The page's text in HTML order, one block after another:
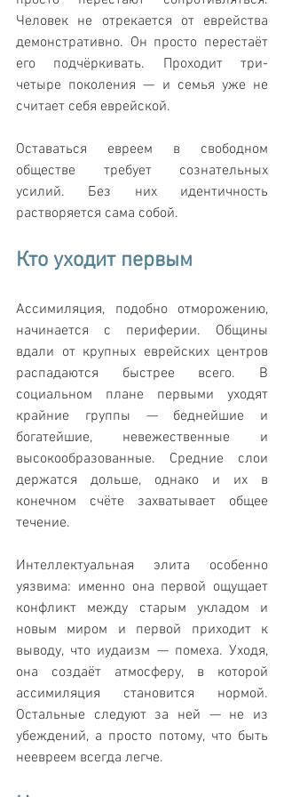
Человек не отрекается от еврейства
демонстративно. Он просто перестаёт
его подчёркивать. Проходит три-
четыре поколения — и семья уже не
считает себя еврейской.
Оставаться евреем в свободном
обществе требует сознательных
усилий. Без них идентичность
растворяется сама собой.
Кто уходит первым
Ассимиляция, подобно отморожению,
начинается с периферии. Общины
вдали от крупных еврейских центров
распадаются быстрее всего. В
социальном плане первыми уходят
крайние группы — беднейшие и
богатейшие, невежественные и
высокообразованные. Средние слои
держатся дольше, однако и их в
конечном счёте захватывает общее
течение.
Интеллектуальная элита особенно
уязвима: именно она первой ощущает
конфликт между старым укладом и
новым миром и первой приходит к
выводу, что иудаизм — помеха. Уходя,
она создаёт атмосферу, в которой
ассимиляция становится нормой.
Остальные следуют за ней — не из
убеждений, а просто потому, что быть
неевреем всегда легче.